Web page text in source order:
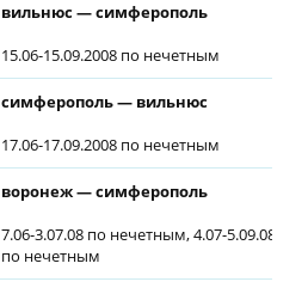
вильнюс — симферополь
15.06-15.09.2008 по нечетным
симферополь — вильнюс
17.06-17.09.2008 по нечетным
воронеж — симферополь
7.06-3.07.08 по нечетным, 4.07-5.09.08
по нечетным